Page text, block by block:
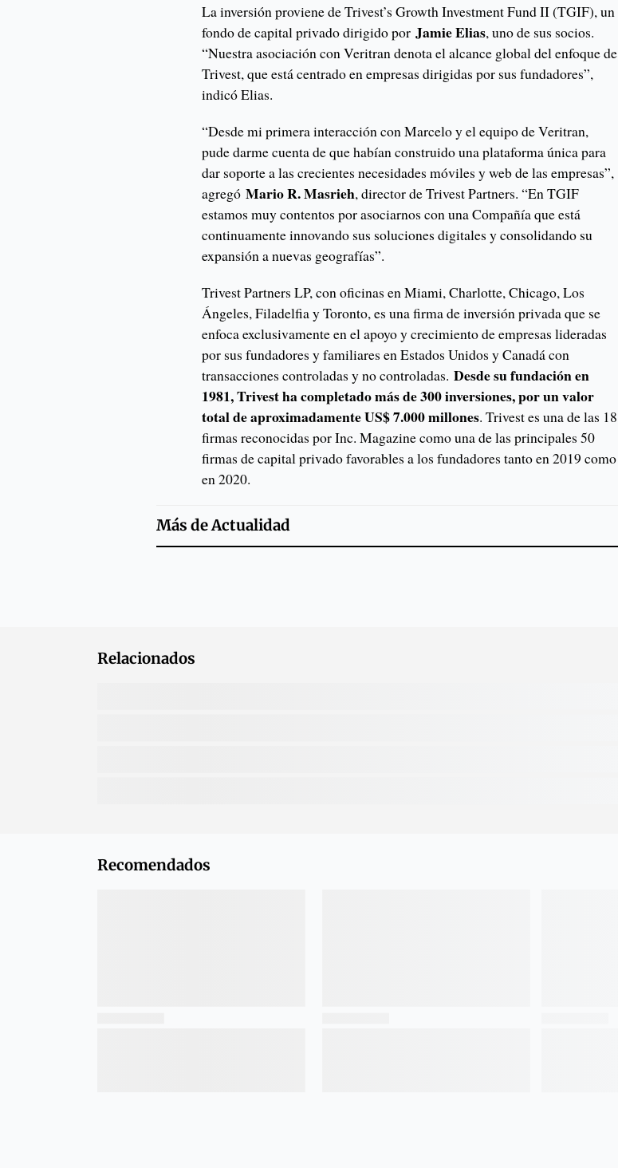
La inversión proviene de Trivest’s Growth Investment Fund II (TGIF), un
fondo de capital privado dirigido porJamie Elias, uno de sus socios.
“Nuestra asociación con Veritran denota el alcance global del enfoque de
Trivest, que está centrado en empresas dirigidas por sus fundadores”,
indicó Elias.
“Desde mi primera interacción con Marcelo y el equipo de Veritran,
pude darme cuenta de que habían construido una plataforma única para
dar soporte a las crecientes necesidades móviles y web de las empresas”,
agregóMario R. Masrieh, director de Trivest Partners. “En TGIF
estamos muy contentos por asociarnos con una Compañía que está
continuamente innovando sus soluciones digitales y consolidando su
expansión a nuevas geografías”.
Trivest Partners LP, con oficinas en Miami, Charlotte, Chicago, Los
Ángeles, Filadelfia y Toronto, es una firma de inversión privada que se
enfoca exclusivamente en el apoyo y crecimiento de empresas lideradas
por sus fundadores y familiares en Estados Unidos y Canadá con
transacciones controladas y no controladas.Desde su fundación en
1981, Trivest ha completado más de 300 inversiones, por un valor
total de aproximadamente US$ 7.000 millones. Trivest es una de las 18
firmas reconocidas por Inc. Magazine como una de las principales 50
firmas de capital privado favorables a los fundadores tanto en 2019 como
en 2020.
Más deActualidad
Relacionados
Recomendados